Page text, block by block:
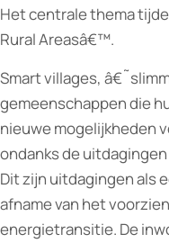
Het centrale thema
Rural Areasâ€™.
Smart villages,
gemeenschappen die
nieuwe mogelijkheden
ondanks de
Dit zijn uitdagingen als
afname van het
energietransitie. De